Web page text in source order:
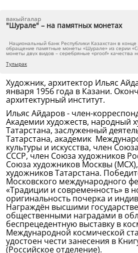
вакыйгалар
"Шурале" – на памятных монетах
обращение памятные монеты «Шурале» из серии
монеты двух видов – серебряные «proof» качества
Тулырак
Художник, архитектор Ильяс
января 1956 года в Казани.
архитектурный институт.
Ильяс Айдаров - член-
Академии художеств, народный
Татарстана, заслуженный
Татарстана, академик
культуры и искусства, член
СССР, член Союза художников
Союза художников Москвы
художников Татарстана.
Московского международного
«Традиции и современность» в
оригинальность почерка и
Награждён высшими
общественными наградами в
беспрецедентную выставку в
Международной космической
удостоен чести занесения в
(Российское отделение).